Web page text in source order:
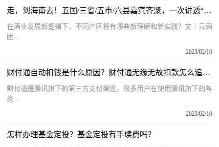
走，到海南去！五国/三省/五市/六县嘉宾齐聚，一次讲透“产区化”逻辑丨酒业创投大会
在酒业发展新逻辑下，不同产区将有哪些新理解和新实践？文｜云酒
团...
2023/02/10
财付通自动扣钱是什么原因？财付通无缘无故扣款怎么追回？
财付通是腾讯旗下的第三方支付渠道，很多用户在使用腾讯旗下的各
类...
2023/02/10
怎样办理基金定投？基金定投有手续费吗？